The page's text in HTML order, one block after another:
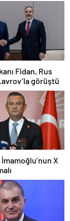
Fidan, Rus
görüştü
X